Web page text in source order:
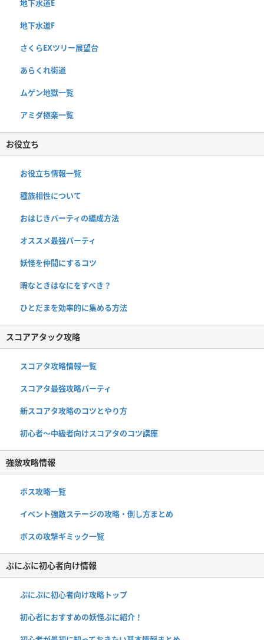
地下水道E
地下水道F
さくらEXツリー展望台
あらくれ街道
ムゲン地獄一覧
アミダ極楽一覧
お役立ち
お役立ち情報一覧
種族相性について
おはじきバーティの編成方法
オススメ最強パーティ
妖怪を仲間にするコツ
暇なときはなにをすべき？
ひとだまを効率的に集める方法
スコアアタック攻略
スコアタ攻略情報一覧
スコアタ最強攻略パーティ
新スコアタ攻略のコツとやり方
初心者〜中級者向けスコアタのコツ講座
強敵攻略情報
ボス攻略一覧
イベント強敵ステージの攻略・倒し方まとめ
ボスの攻撃ギミック一覧
ぷにぷに初心者向け情報
ぷにぷに初心者向け攻略トップ
初心者におすすめの妖怪ぷに紹介！